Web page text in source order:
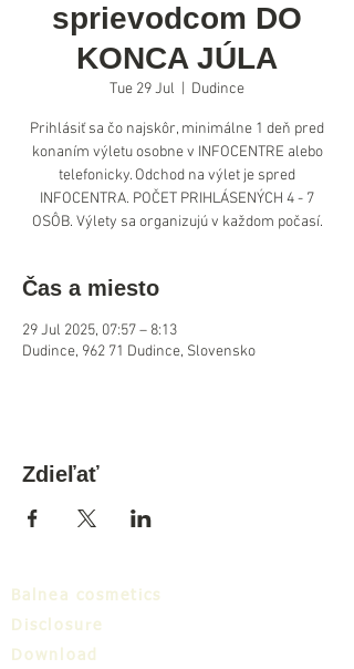
sprievodcom DO
KONCA JÚLA
Tue 29 Jul Dudince
Prihlásiť sa čo najskôr, minimálne 1 deň pred
konaním výletu osobne v INFOCENTRE alebo
telefonicky. Odchod na výlet je spred
INFOCENTRA. POČET PRIHLÁSENÝCH 4 - 7
OSÔB. Výlety sa organizujú v každom počasí.
Čas a miesto
29 Jul 2025, 07:57 – 8:13
Dudince, 962 71 Dudince, Slovensko
Zdieľať
Balnea cosmetics
Disclosure
Download